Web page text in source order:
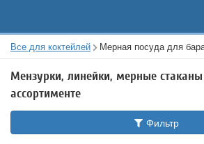
Все для коктейлей Мерная посуда для
Мензурки, линейки, мерные
ассортименте
Фильтр